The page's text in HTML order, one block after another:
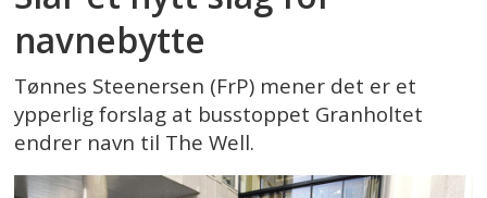
navnebytte
Tønnes Steenersen (FrP) mener det er et
ypperlig forslag at busstoppet Granholtet
endrer navn til The Well.